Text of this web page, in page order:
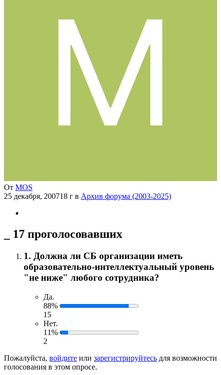
От MOS
25 декабря, 200718 г в Архив форума (2003-2025)
17 проголосовавших
1. Должна ли СБ организации иметь
образовательно-интеллектуальный уровень
"не ниже" любого сотрудника?
Да.
88%
15
Нет.
11%
2
Пожалуйста, войдите или зарегистрируйтесь для возможности
голосования в этом опросе.